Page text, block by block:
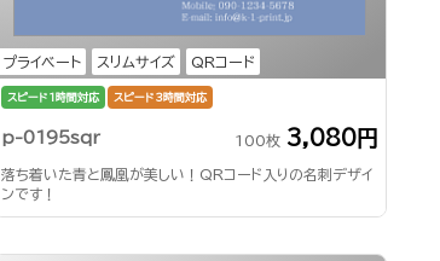
プライベート スリムサイズ QRコード
スピード1時間対応 スピード3時間対応
p-0195sqr 100枚 3,080円
落ち着いた青と鳳凰が美しい！QRコード入りの名刺デザイ
ンです！